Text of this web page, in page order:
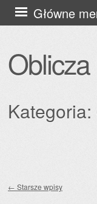
Główne
Przejdź
do
Kategoria:
← Starsze wpisy